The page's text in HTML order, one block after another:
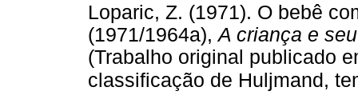
Loparic, Z. (1971). O bebê
(1971/1964a),A criança e
(Trabalho original publicado
classificação de Huljmand,